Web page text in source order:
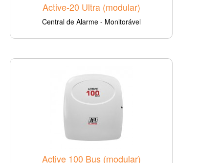
Active-20 Ultra (modular)
Central de Alarme - Monitorável
Active 100 Bus (modular)